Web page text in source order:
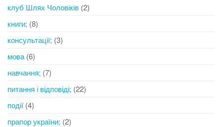
клуб Шлях Чоловіків (2)
книги; (8)
консультації; (3)
мова (6)
навчання; (7)
питання і відповіді; (22)
події (4)
прапор україни; (2)